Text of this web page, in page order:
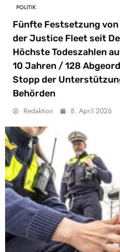
POLITIK
Fünfte Festsetzung
der Justice Fleet seit
Höchste Todeszahlen
10 Jahren / 128
Stopp der
Behörden
Redaktion 8. April 2026